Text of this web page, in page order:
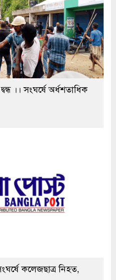
।। সংঘর্ষে অর্ধশতাধিক
কলেজছাত্র নিহত,